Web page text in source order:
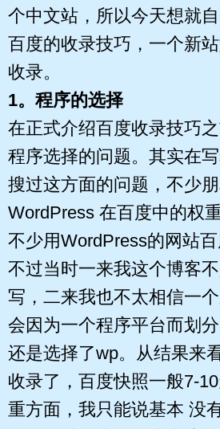
个中文站，所以今天想就
百度的收录技巧，一个新
收录。
1。程序的选择
在正式介绍百度收录技巧
程序选择的问题。其实在
搜过这方面的问题，不少
WordPress 在百度中的权
不少用WordPress的网站百
不过当时一来我这个博客
写，二来我也不太相信一
会因为一个程序平台而划
还是选择了wp。从结果来
收录了，百度快照一般7-
重方面，我只能说基本 没